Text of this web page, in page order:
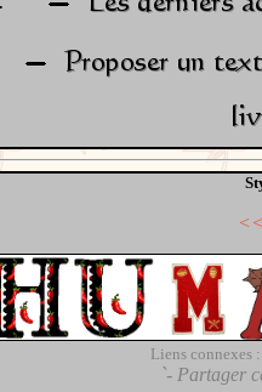
Liens connexes :
`- Partager